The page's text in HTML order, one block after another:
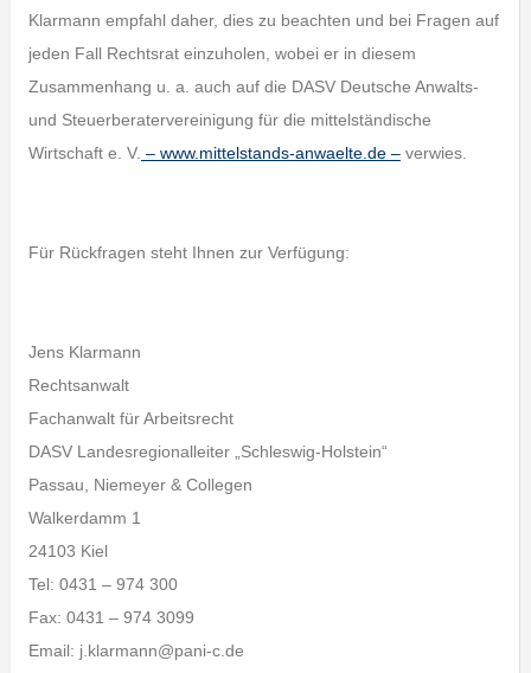
Klarmann empfahl daher, dies zu beachten und bei Fragen auf
jeden Fall Rechtsrat einzuholen, wobei er in diesem
Zusammenhang u. a. auch auf die DASV Deutsche Anwalts-
und Steuerberatervereinigung für die mittelständische
Wirtschaft e. V. – www.mittelstands-anwaelte.de –verwies.
Für Rückfragen steht Ihnen zur Verfügung:
Jens Klarmann
Rechtsanwalt
Fachanwalt für Arbeitsrecht
DASV Landesregionalleiter „Schleswig-Holstein“
Passau, Niemeyer & Collegen
Walkerdamm 1
24103 Kiel
Tel: 0431 – 974 300
Fax: 0431 – 974 3099
Email: j.klarmann@pani-c.de